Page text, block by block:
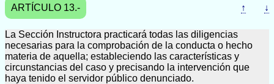
ARTÍCULO 13.- ↑ ↓
La Sección Instructora practicará todas las diligencias
necesarias para la comprobación de la conducta o hecho
materia de aquella; estableciendo las características y
circunstancias del caso y precisando la intervención que
haya tenido el servidor público denunciado.